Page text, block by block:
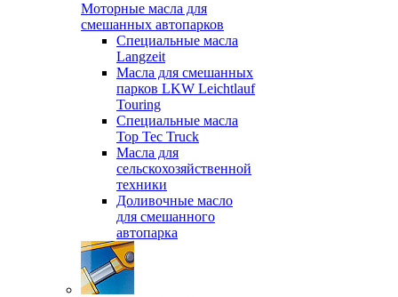
Моторные масла для
смешанных автопарков
Специальные масла
Langzeit
Масла для смешанных
парков LKW Leichtlauf
Touring
Специальные масла
Top Tec Truck
Масла для
сельскохозяйственной
техники
Доливочные масло
для смешанного
автопарка